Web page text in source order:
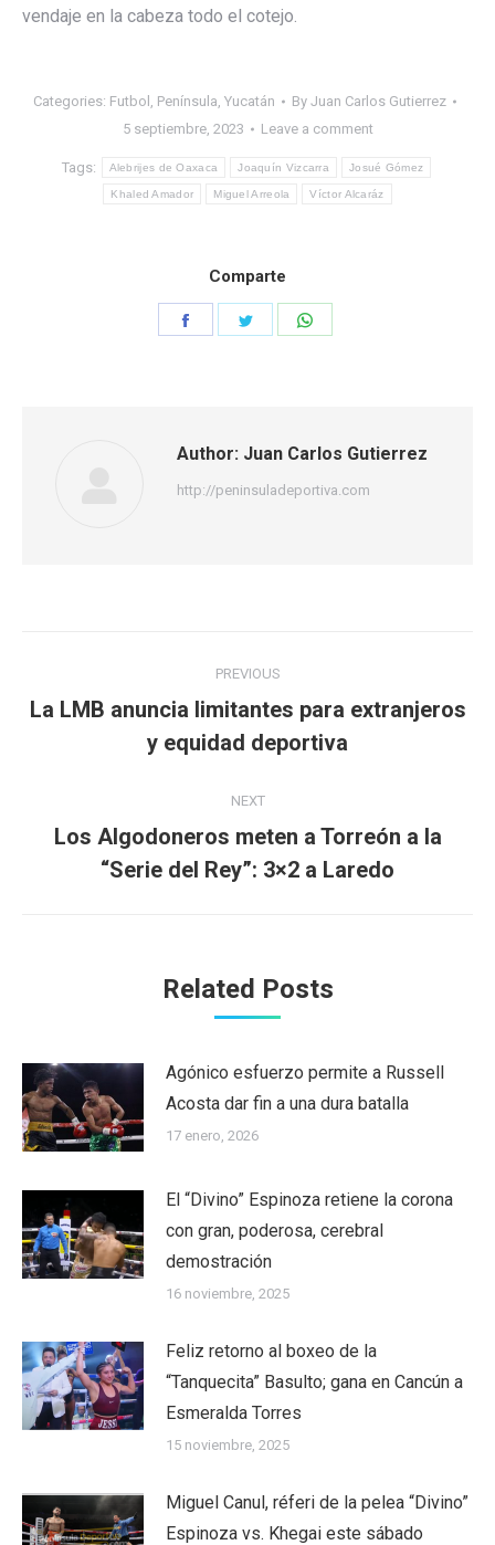
vendaje en la cabeza todo el cotejo.
Categories: Futbol , Península, Yucatán By Juan Carlos Gutierrez
5 septiembre, 2023
Leave a comment
Tags: Alebrijes de Oaxaca Joaquín Vizcarra Josué Gómez
Khaled Amador Miguel Arreola Víctor Alcaráz
Comparte
Share
Author: Juan Carlos Gutierrez
http://peninsuladeportiva.com
navigation
PREVIOUS
Previous
post:
La LMB anuncia limitantes para extranjeros
y equidad deportiva
NEXT
Next
post:
Los Algodoneros meten a Torreón a la
“Serie del Rey”: 3×2 a Laredo
Related Posts
Agónico esfuerzo permite a Russell
Acosta dar fin a una dura batalla
17 enero, 2026
El “Divino” Espinoza retiene la corona
con gran, poderosa, cerebral
demostración
16 noviembre, 2025
Feliz retorno al boxeo de la
“Tanquecita” Basulto; gana en Cancún a
Esmeralda Torres
15 noviembre, 2025
Miguel Canul, réferi de la pelea “Divino”
Espinoza vs. Khegai este sábado